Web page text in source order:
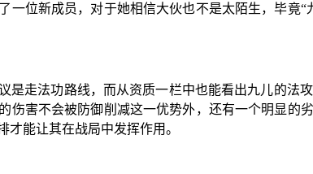
一位新成员，对于她相信大伙也不是太陌生，毕
是走法功路线，而从资质一栏中也能看出九儿的
伤害不会被防御削减这一优势外，还有一个明显
能让其在战局中发挥作用。